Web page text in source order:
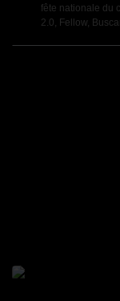
fête nationale du
2.0, Fellow,